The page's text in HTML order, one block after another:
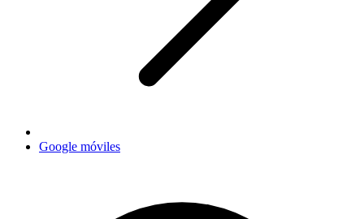
Google móviles